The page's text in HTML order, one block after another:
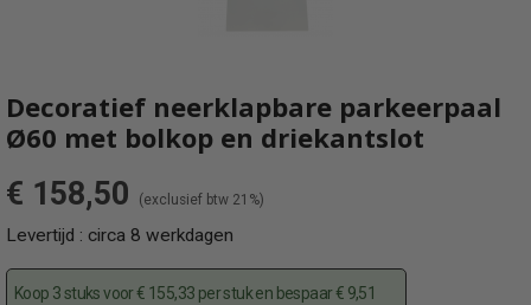
Decoratief neerklapbare parkeerpaal
Ø60 met bolkop en driekantslot
€ 158,50 (exclusief btw 21%)
Levertijd : circa 8 werkdagen
Koop 3 stuks voor € 155,33 per stuk en bespaar € 9,51